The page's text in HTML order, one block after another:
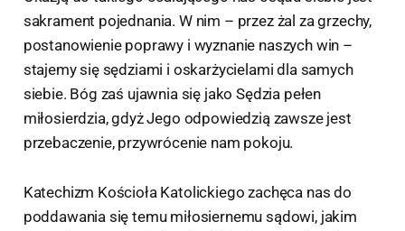
sakrament pojednania. W nim – przez żal za grzechy,
postanowienie poprawy i wyznanie naszych win –
stajemy się sędziami i oskarżycielami dla samych
siebie. Bóg zaś ujawnia się jako Sędzia pełen
miłosierdzia, gdyż Jego odpowiedzią zawsze jest
przebaczenie, przywrócenie nam pokoju.
Katechizm Kościoła Katolickiego zachęca nas do
poddawania się temu miłosiernemu sądowi, jakim